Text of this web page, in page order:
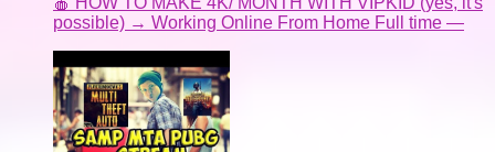
possible) → Working Online From Home Full time —